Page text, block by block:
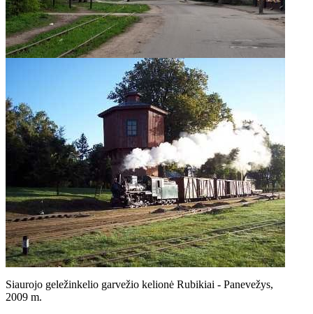
Siaurojo geležinkelio garvežio kelionė Rubikiai - Panevežys,
2009 m.